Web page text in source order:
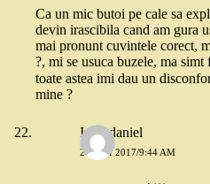
Ca un mic butoi pe cale sa
devin irascibila cand am gura
mai pronunt cuvintele corect,
?, mi se usuca buzele, ma simt
toate astea imi dau un
mine ?
Irina daniel
26 MAI 2017/9:44 AM